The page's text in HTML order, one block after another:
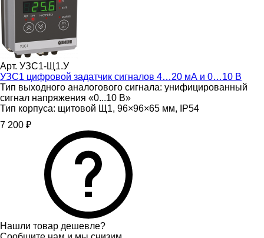
Арт. УЗС1-Щ1.У
УЗС1 цифровой задатчик сигналов 4…20 мА и 0…10 В
Тип выходного аналогового сигнала: унифицированный
сигнал напряжения «0...10 В»
Тип корпуса: щитовой Щ1, 96×96×65 мм, IP54
7 200 ₽
Нашли товар дешевле?